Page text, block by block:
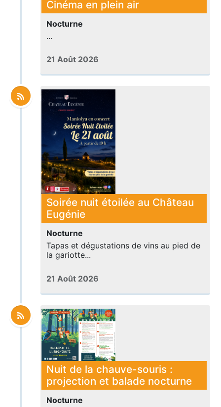
Cinéma en plein air
Nocturne
...
21 Août 2026
Soirée nuit étoilée au Château
Eugénie
Nocturne
Tapas et dégustations de vins au pied de
la gariotte...
21 Août 2026
Nuit de la chauve-souris :
projection et balade nocturne
Nocturne